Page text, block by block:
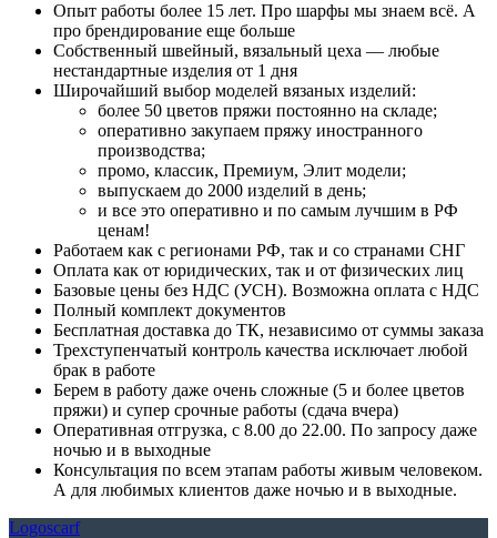
Опыт работы более 15 лет. Про шарфы мы знаем всё. А
про брендирование еще больше
Собственный швейный, вязальный цеха — любые
нестандартные изделия от 1 дня
Широчайший выбор моделей вязаных изделий:
более 50 цветов пряжи постоянно на складе;
оперативно закупаем пряжу иностранного
производства;
промо, классик, Премиум, Элит модели;
выпускаем до 2000 изделий в день;
и все это оперативно и по самым лучшим в РФ
ценам!
Работаем как с регионами РФ, так и со странами СНГ
Оплата как от юридических, так и от физических лиц
Базовые цены без НДС (УСН). Возможна оплата с НДС
Полный комплект документов
Бесплатная доставка до ТК, независимо от суммы заказа
Трехступенчатый контроль качества исключает любой
брак в работе
Берем в работу даже очень сложные (5 и более цветов
пряжи) и супер срочные работы (сдача вчера)
Оперативная отгрузка, с 8.00 до 22.00. По запросу даже
ночью и в выходные
Консультация по всем этапам работы живым человеком.
А для любимых клиентов даже ночью и в выходные.
Logoscarf